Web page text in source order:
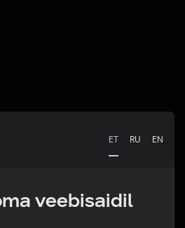
ET RU EN
veebisaidil